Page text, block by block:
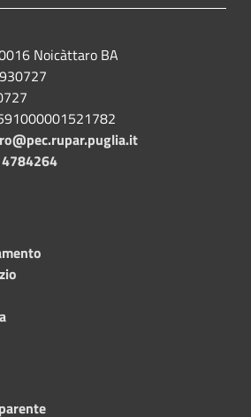
Noicàttaro BA